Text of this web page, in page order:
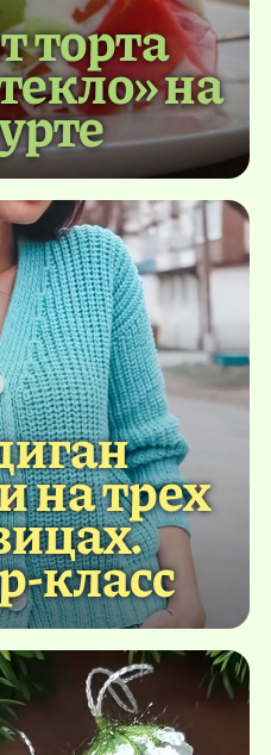
торта
на
на трех
класс